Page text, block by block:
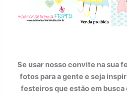
Se usar nosso convite na sua
fotos para a gente e seja
festeiros que estão em busca